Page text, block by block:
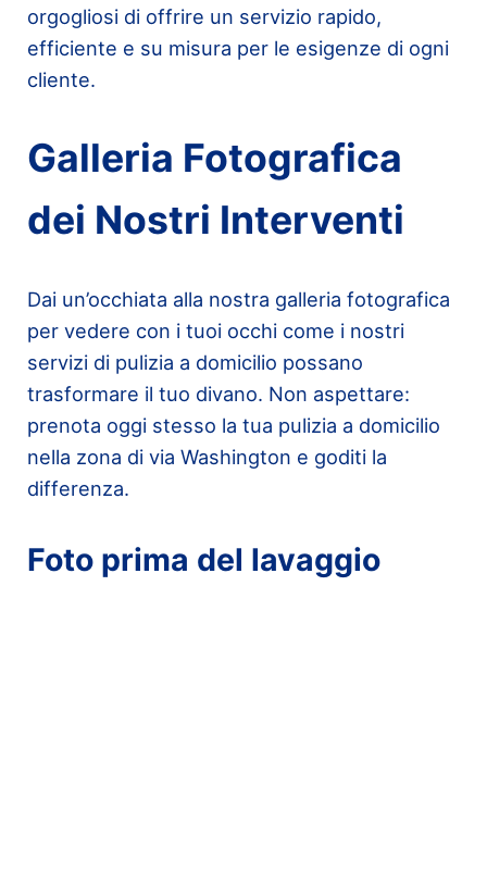
orgogliosi di offrire un servizio rapido,
efficiente e su misura per le esigenze di ogni
cliente.
Galleria Fotografica
dei Nostri Interventi
Dai un’occhiata alla nostra galleria fotografica
per vedere con i tuoi occhi come i nostri
servizi di pulizia a domicilio possano
trasformare il tuo divano. Non aspettare:
prenota oggi stesso la tua pulizia a domicilio
nella zona di via Washington e goditi la
differenza.
Foto prima del lavaggio